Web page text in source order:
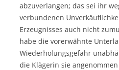
abzuverlangen; das sei ihr
verbundenen
Erzeugnisses auch nicht
habe die vorerwähnte
Wiederholungsgefahr
die Klägerin sie